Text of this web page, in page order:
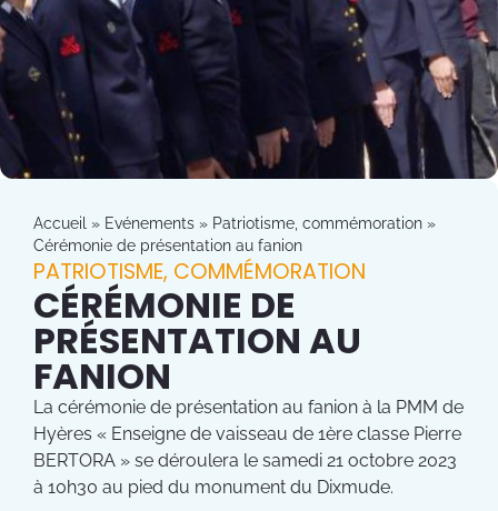
Accueil » Evénements » Patriotisme, commémoration »
Cérémonie de présentation au fanion
PATRIOTISME, COMMÉMORATION
CÉRÉMONIE DE
PRÉSENTATION AU
FANION
La cérémonie de présentation au fanion à la PMM de
Hyères « Enseigne de vaisseau de 1ère classe Pierre
BERTORA » se déroulera le samedi 21 octobre 2023
à 10h30 au pied du monument du Dixmude.